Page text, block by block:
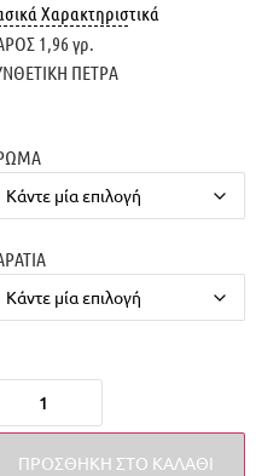
Χαρακτηριστικά
1,96 γρ.
ΠΕΤΡΑ
ΠΡΟΣΘΉΚΗ ΣΤΟ ΚΑΛΆΘΙ